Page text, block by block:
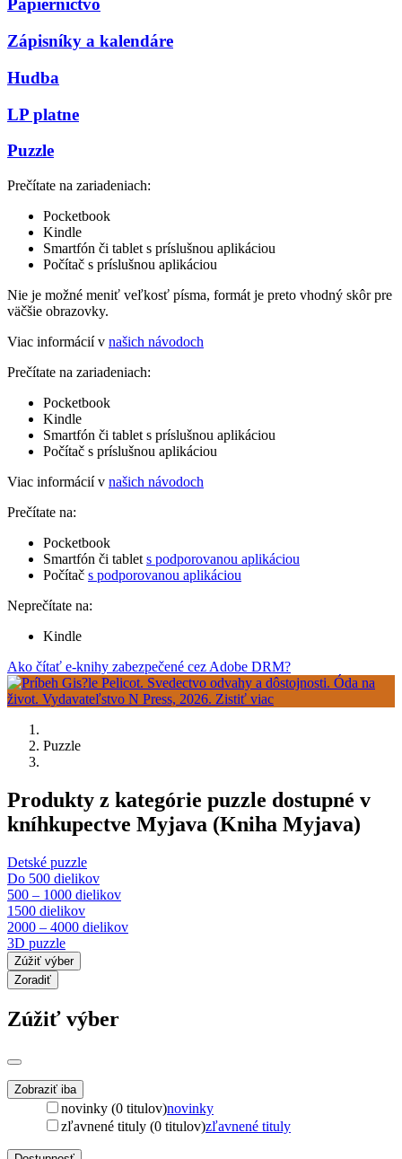
Papiernictvo
Zápisníky a kalendáre
Hudba
LP platne
Puzzle
Prečítate na zariadeniach:
Pocketbook
Kindle
Smartfón či tablet s príslušnou aplikáciou
Počítač s príslušnou aplikáciou
Nie je možné meniť veľkosť písma, formát je preto vhodný skôr pre
väčšie obrazovky.
Viac informácií v našich návodoch
Prečítate na zariadeniach:
Pocketbook
Kindle
Smartfón či tablet s príslušnou aplikáciou
Počítač s príslušnou aplikáciou
Viac informácií v našich návodoch
Prečítate na:
Pocketbook
Smartfón či tablet s podporovanou aplikáciou
Počítač s podporovanou aplikáciou
Neprečítate na:
Kindle
Ako čítať e-knihy zabezpečené cez Adobe DRM?
Puzzle
Produkty z kategórie puzzle dostupné v
kníhkupectve Myjava (Kniha Myjava)
Detské puzzle
Do 500 dielikov
500 – 1000 dielikov
1500 dielikov
2000 – 4000 dielikov
3D puzzle
Zúžiť výber
Zoradiť
Zúžiť výber
Zobraziť iba
novinky (0 titulov)novinky
zľavnené tituly (0 titulov)zľavnené tituly